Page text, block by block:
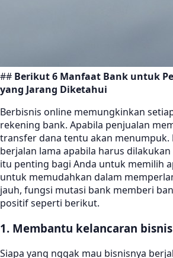
## Berikut 6 Manfaat Bank untuk
yang Jarang Diketahui
Berbisnis online memungkinkan
rekening bank. Apabila penjualan
transfer dana tentu akan menumpuk.
berjalan lama apabila harus
itu penting bagi Anda untuk memilih
untuk memudahkan dalam
jauh, fungsi mutasi bank memberi
positif seperti berikut.
1. Membantu kelancaran bisnis
Siapa yang nggak mau bisnisnya